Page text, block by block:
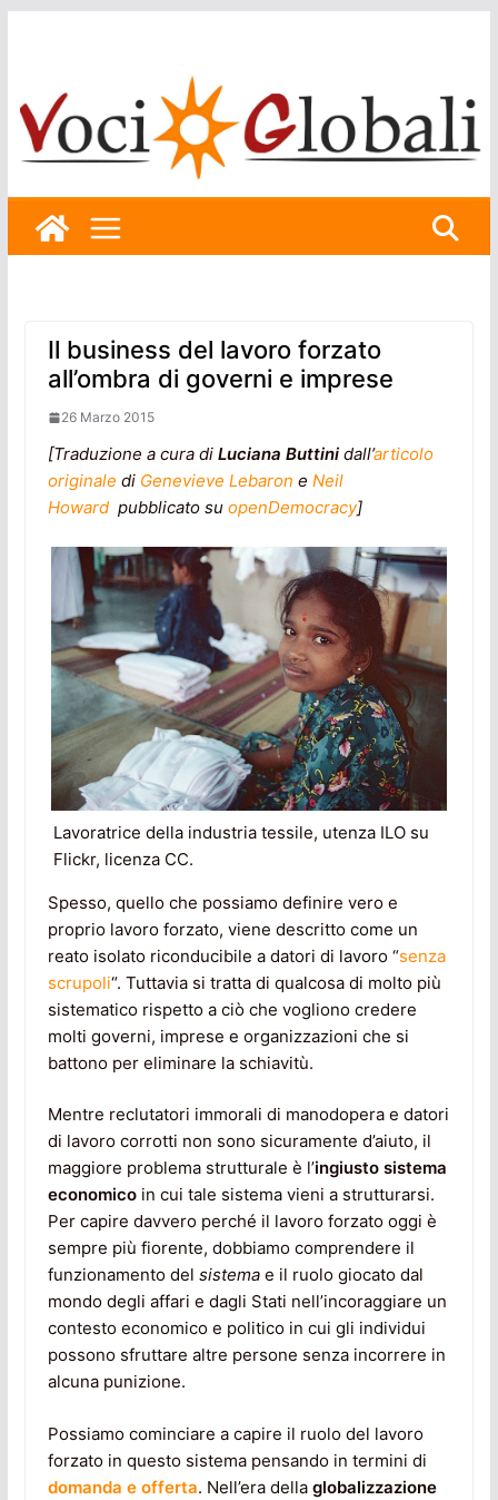
Il business del lavoro forzato
all’ombra di governi e imprese
26 Marzo 2015
[Traduzione a cura di Luciana Buttini dall’articolo
originale di Genevieve Lebaron e Neil
Howardpubblicato suopenDemocracy]
Lavoratrice della industria tessile, utenza ILO su
Flickr, licenza CC.
Spesso, quello che possiamo definire vero e
proprio lavoro forzato, viene descritto come un
reato isolato riconducibile a datori di lavoro “senza
scrupoli“. Tuttavia si tratta di qualcosa di molto più
sistematico rispetto a ciò che vogliono credere
molti governi, imprese e organizzazioni che si
battono per eliminare la schiavitù.
Mentre reclutatori immorali di manodopera e datori
di lavoro corrotti non sono sicuramente d’aiuto, il
maggiore problema strutturale è l’ingiusto sistema
economicoin cui tale sistema vieni a strutturarsi.
Per capire davvero perché il lavoro forzato oggi è
sempre più fiorente, dobbiamo comprendere il
funzionamento del sistema e il ruolo giocato dal
mondo degli affari e dagli Stati nell’incoraggiare un
contesto economico e politico in cui gli individui
possono sfruttare altre persone senza incorrere in
alcuna punizione.
Possiamo cominciare a capire il ruolo del lavoro
forzato in questo sistema pensando in termini di
domanda e offerta. Nell’era della globalizzazione